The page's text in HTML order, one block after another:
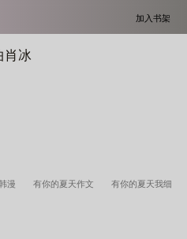
加入书架
肖冰
漫 有你的夏天作文 有你的夏天我细